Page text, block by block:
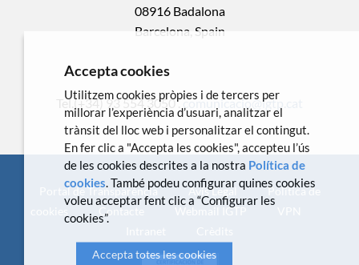
08916 Badalona
Barcelona, Spain
Tel.(+34) 93 554 3050 .comunicacio@igtp.cat
Portal de Transparència Avís Legal
Política de
Contacte Webmail IGTP
Accepta cookies
Utilitzem cookies pròpies i de tercers per
millorar l’experiència d’usuari, analitzar el
trànsit del lloc web i personalitzar el contingut.
En fer clic a "Accepta les cookies", accepteu l’ús
de les cookies descrites a la nostra Política de
cookies. També podeu configurar quines cookies
voleu acceptar fent clic a “Configurar les
cookies”.
Accepta totes les cookies